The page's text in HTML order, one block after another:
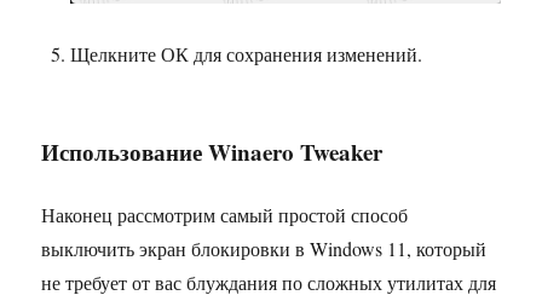
Щелкните ОК для сохранения изменений.
Использование Winaero Tweaker
Наконец рассмотрим самый простой способ
выключить экран блокировки в Windows 11, который
не требует от вас блуждания по сложных утилитах для